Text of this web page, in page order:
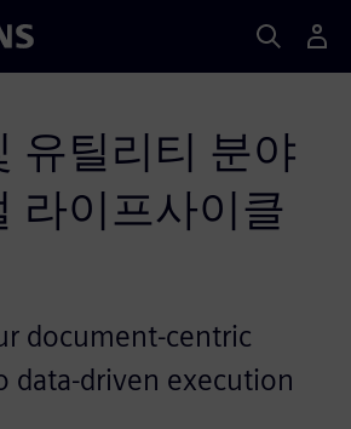
유틸리티 분야
라이프사이클
document-centric
data-driven execution